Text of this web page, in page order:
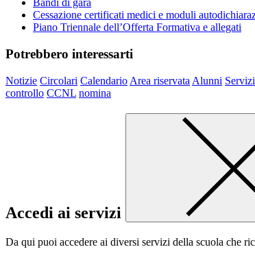
Bandi di gara
Cessazione certificati medici e moduli
Piano Triennale dell’Offerta Formativa e allegati
Potrebbero interessarti
Notizie Circolari Calendario Area riservata Alunni Servizi
controllo CCNL nomina
Accedi ai servizi
Da qui puoi accedere ai diversi servizi della scuola che